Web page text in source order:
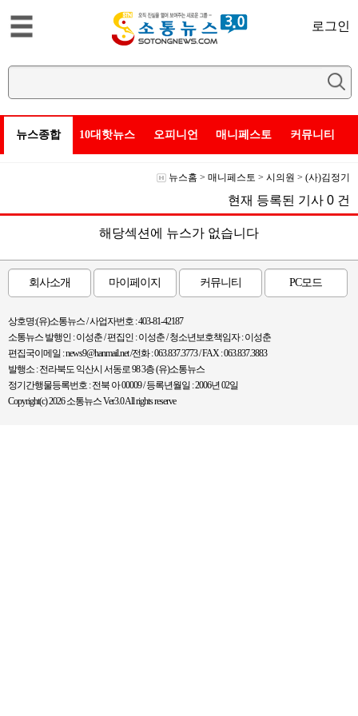
로그인
뉴스종합 10대핫뉴스 오피니언 매니페스토 커뮤니티
뉴스홈 > 매니페스토 > 시의원 > (사)김정기
현재 등록된 기사 0 건
해당섹션에 뉴스가 없습니다
회사소개 마이페이지 커뮤니티 PC모드
상호명:(유)소통뉴스 / 사업자번호 : 403-81-42187
소통뉴스 발행인 : 이성춘 / 편집인 : 이성춘 / 청소년보호책임자 : 이성춘
편집국이메일 : news9@hanmail.net /전화 : 063.837.3773 / FAX : 063.837.3883
발행소 : 전라북도 익산시 서동로 98 3층 (유)소통뉴스
정기간행물등록번호 : 전북 아 00009 / 등록년월일 : 2006년 02일
Copyright(c) 2026 소통뉴스 Ver3.0 All rights reserve